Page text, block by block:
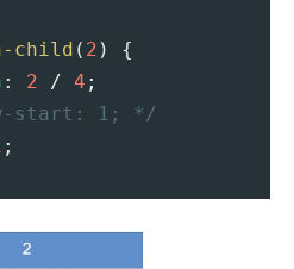
child ( 2 ) {
: 2 / 4 ;
start: 1; */
;